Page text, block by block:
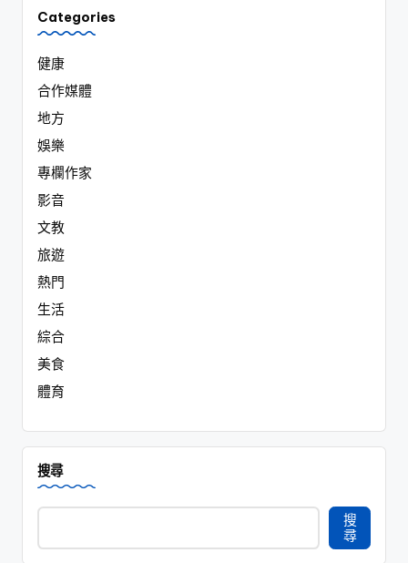
Categories
健康
合作媒體
地方
娛樂
專欄作家
影音
文教
旅遊
熱門
生活
綜合
美食
體育
搜尋
搜
尋